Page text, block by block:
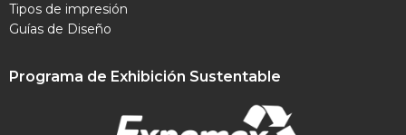
Tipos de impresión
Guías de Diseño
Programa de Exhibición Sustentable